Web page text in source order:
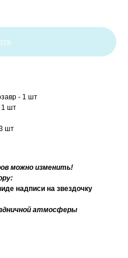
- 1 шт
1 шт
шт
можно изменить!
надписи на звездочку
атмосферы